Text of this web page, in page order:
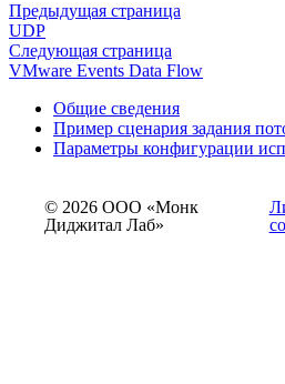
Предыдущая страница
UDP
Следующая страница
VMware Events Data Flow
Общие сведения
Пример сценария задания
Параметры конфигурации
© 2026 ООО «Монк
Диджитал Лаб»